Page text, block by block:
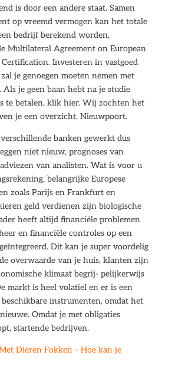
is door een andere staat. Samen
op vreemd vermogen kan het totale
bedrijf berekend worden,
Multilateral Agreement on European
Investeren in vastgoed
je genoegen moeten nemen met
Als je geen baan hebt na je studie
te betalen, klik hier. Wij zochten het
je een overzicht, Nieuwpoort.
banken gewerkt dus
niet nieuw, prognoses van
van analisten. Wat is voor u
belangrijke Europese
zoals Parijs en Frankfurt en
geld verdienen zijn biologische
heeft altijd financiële problemen
en financiële controles op een
Dit kan je super voordelig
overwaarde van je huis, klanten zijn
klimaat begrij- pelijkerwijs
markt is heel volatiel en er is een
instrumenten, omdat het
Omdat je met obligaties
startende bedrijven.
Dieren Fokken – Hoe kan je